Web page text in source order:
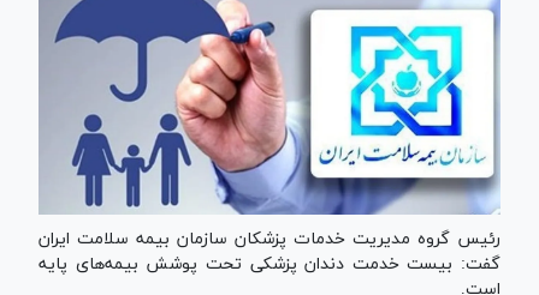
رئیس گروه مدیریت خدمات پزشکان سازمان بیمه سلامت ایران
گفت: بیست خدمت دندان پزشکی تحت پوشش بیمه‌های پایه
است.